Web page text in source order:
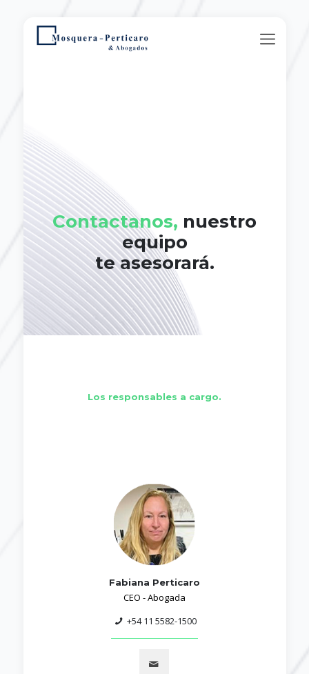
Contactanos, nuestro
equipo
te asesorará.
Los responsables a cargo.
Fabiana Perticaro
CEO - Abogada
+54 11 5582-1500